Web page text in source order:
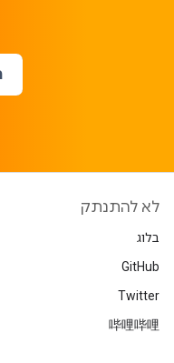
לא להתנתק
בלוג
GitHub
Twitter
哔哩哔哩